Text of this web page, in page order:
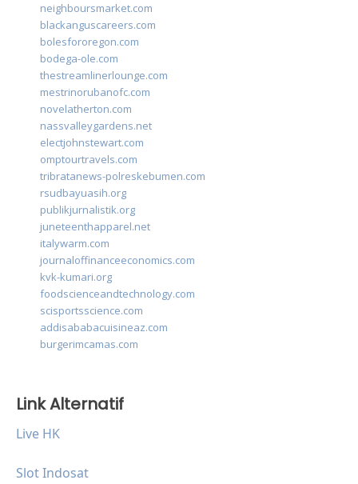
neighboursmarket.com
blackanguscareers.com
bolesfororegon.com
bodega-ole.com
thestreamlinerlounge.com
mestrinorubanofc.com
novelatherton.com
nassvalleygardens.net
electjohnstewart.com
omptourtravels.com
tribratanews-polreskebumen.com
rsudbayuasih.org
publikjurnalistik.org
juneteenthapparel.net
italywarm.com
journaloffinanceeconomics.com
kvk-kumari.org
foodscienceandtechnology.com
scisportsscience.com
addisababacuisineaz.com
burgerimcamas.com
Link Alternatif
Live HK
Slot Indosat